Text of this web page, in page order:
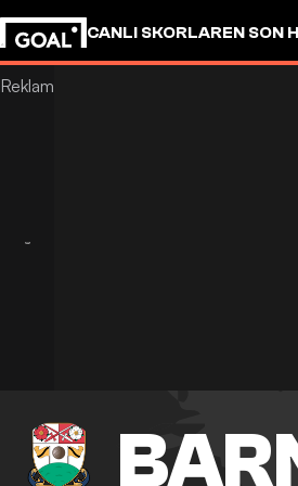
CANLI SKORLAREN SON